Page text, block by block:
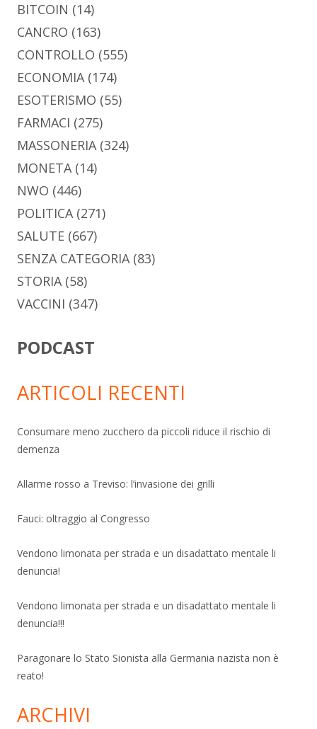
BITCOIN (14)
CANCRO (163)
CONTROLLO (555)
ECONOMIA(174)
ESOTERISMO (55)
FARMACI (275)
MASSONERIA(324)
MONETA(14)
NWO (446)
POLITICA(271)
SALUTE (667)
SENZA CATEGORIA(83)
STORIA(58)
VACCINI (347)
PODCAST
ARTICOLI RECENTI
Consumare meno zucchero da piccoli riduce il rischio di
demenza
Allarme rosso a Treviso: l’invasione dei grilli
Fauci: oltraggio al Congresso
Vendono limonata per strada e un disadattato mentale li
denuncia!
Vendono limonata per strada e un disadattato mentale li
denuncia!!!
Paragonare lo Stato Sionista alla Germania nazista non è
reato!
ARCHIVI